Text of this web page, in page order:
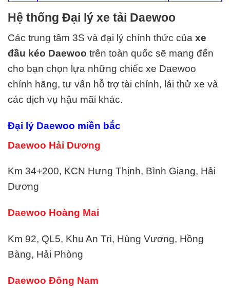
Hệ thống Đại lý xe tải Daewoo
Các trung tâm 3S và đại lý chính thức của xe
đầu kéo Daewoo trên toàn quốc sẽ mang đến
cho bạn chọn lựa những chiếc xe Daewoo
chính hãng, tư vấn hỗ trợ tài chính, lái thử xe và
các dịch vụ hậu mãi khác.
Đại lý Daewoo miền bắc
Daewoo Hải Dương
Km 34+200, KCN Hưng Thịnh, Bình Giang, Hải
Dương
Daewoo Hoàng Mai
Km 92, QL5, Khu An Trì, Hùng Vương, Hồng
Bàng, Hải Phòng
Daewoo Đông Nam